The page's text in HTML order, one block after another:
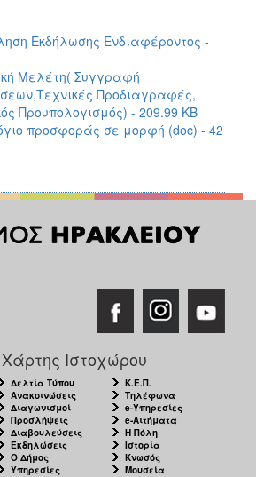
Εκδήλωσης Ενδιαφέροντος -
Μελέτη( Συγγραφή
Προδιαγραφές,
Προυπολογισμός) - 209.99 KB
προσφοράς σε μορφή (doc) - 42
Χάρτης Ιστοχώρου
Δελτία Τύπου
Ανακοινώσεις
Διαγωνισμοί
Προσλήψεις
Διαβουλεύσεις
Εκδηλώσεις
Ο Δήμος
Υπηρεσίες
Κ.Ε.Π.
Τηλέφωνα
e-Υπηρεσίες
e-Αιτήματα
Η Πόλη
Ιστορία
Κνωσός
Μουσεία